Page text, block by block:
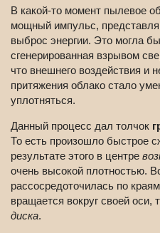
В какой-то момент пылевое
мощный импульс,
выброс энергии. Это могла
сгенерированная взрывом
что внешнего воздействия и
притяжения облако стало
уплотняться.
Данный процесс дал толчок
То есть произошло быстрое
результате этого в центре
очень высокой плотностью.
рассосредоточилась по
вращается вокруг своей оси,
диска.